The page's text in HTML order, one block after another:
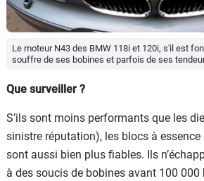
Le moteur N43 des BMW 118i et 120i, s'il est
souffre de ses bobines et parfois de ses
Que surveiller ?
S’ils sont moins performants que les
sinistre réputation), les blocs à essence
sont aussi bien plus fiables. Ils
à des soucis de bobines avant 100 000